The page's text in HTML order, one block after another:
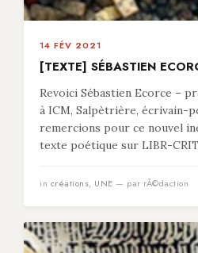
14 FÉV 2021
[TEXTE] SÉBASTIEN
Revoici Sébastien Ecorce –
à ICM, Salpètrière, écrivain-
remercions pour ce nouvel
texte poétique sur LIBR-
in créations, UNE — par rÃ©daction